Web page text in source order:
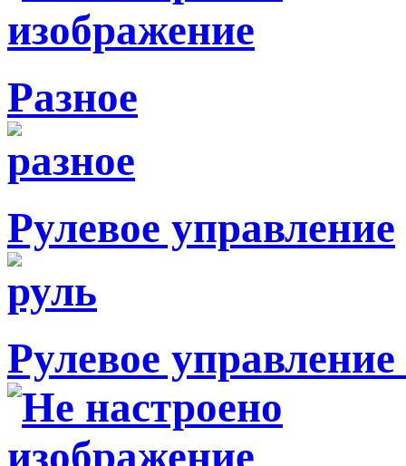
Разное
Рулевое управление
Рулевое управление